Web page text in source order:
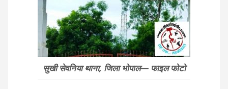
सुखी सेवनिया थाना, जिला भोपाल— फाइल फोटो